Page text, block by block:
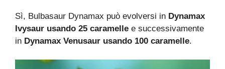
Sì, Bulbasaur Dynamax può evolversi in Dynamax
Ivysaur usando 25 caramelle e successivamente
in Dynamax Venusaur usando 100 caramelle.